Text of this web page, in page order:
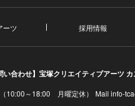
ーツ 採用情報
い合わせ】 宝塚クリエイティブアーツ
10:00～18:00 月曜定休） Mail info-